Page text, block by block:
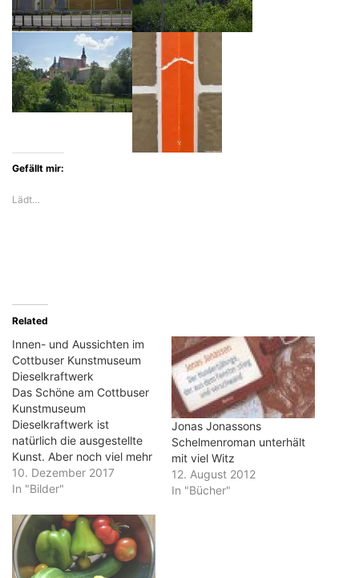
Gefällt mir:
Lädt…
Related
Innen- und Aussichten im
Cottbuser Kunstmuseum
Dieselkraftwerk
Das Schöne am Cottbuser
Kunstmuseum
Dieselkraftwerk ist
natürlich die ausgestellte
Kunst. Aber noch viel mehr
ist es die Architektur
dieses ungewöhnlichen
der Sanierung wurde auf
ganz viele Details
geachtet. Viele Elemente
erinnern an Schiffbau. Das
10. Dezember 2017
In "Bilder"
Jonas Jonassons
Schelmenroman unterhält
mit viel Witz
12. August 2012
In "Bücher"